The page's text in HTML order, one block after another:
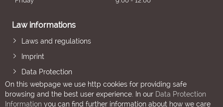
Law informations
Laws and regulations
Imprint
Data Protection
On this webpage we use http cookies for providing safe
browsing and the best user experience. In our Data Protection
Information you can find further information about how we care